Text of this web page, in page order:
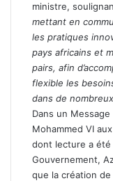
ministre,
mettant en
les pratiques
pays africains et
pairs, afin
flexible les
dans de
Dans un
Mohammed VI
dont lecture a été
Gouvernement,
que la création de